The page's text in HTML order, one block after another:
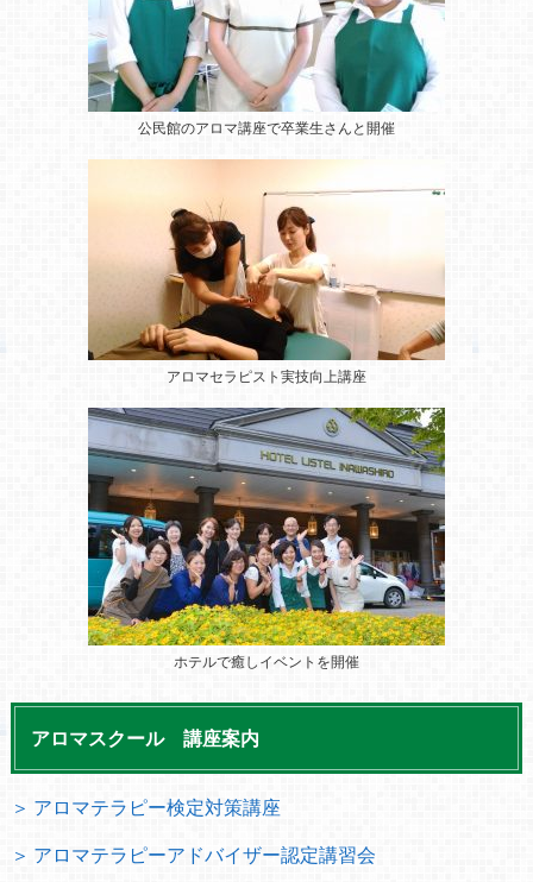
公民館のアロマ講座で卒業生さんと開催
アロマセラピスト実技向上講座
ホテルで癒しイベントを開催
アロマスクール 講座案内
＞ アロマテラピー検定対策講座
＞ アロマテラピーアドバイザー認定講習会